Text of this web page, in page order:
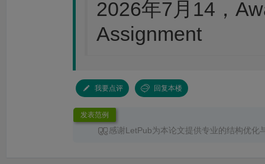
2026年7月14，
Assignment
我要点评 回复本楼
发表范例
感谢LetPub为本论文提供专业的结构优化